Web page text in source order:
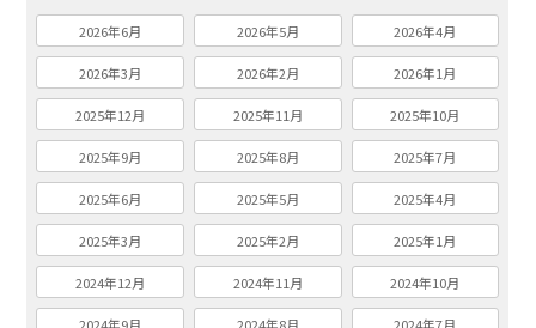
2026年6月 2026年5月 2026年4月
2026年3月 2026年2月 2026年1月
2025年12月 2025年11月 2025年10月
2025年9月 2025年8月 2025年7月
2025年6月 2025年5月 2025年4月
2025年3月 2025年2月 2025年1月
2024年12月 2024年11月 2024年10月